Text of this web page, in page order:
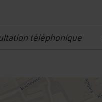
téléphonique